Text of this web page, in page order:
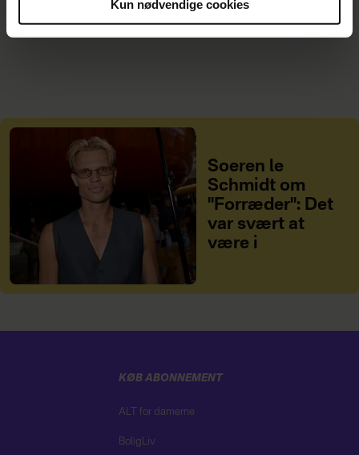
Du kan til enhver tid trække dit samtykke tilbage via
linket i vores cookiepolitik. Du kan læse mere om vores
Kun nødvendige cookies
Soeren le
Schmidt om
"Forræder": Det
var svært at
være i
KØB ABONNEMENT
ALT for damerne
BoligLiv